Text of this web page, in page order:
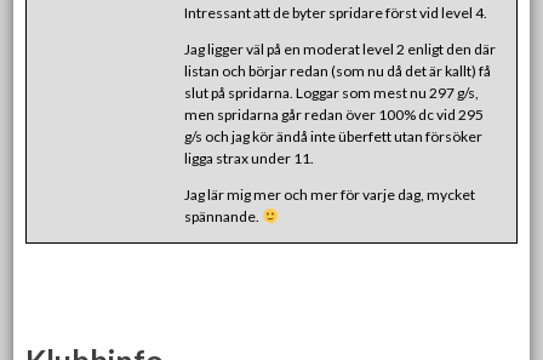
Intressant att de byter spridare först vid level 4.
Jag ligger väl på en moderat level 2 enligt den där
listan och börjar redan (som nu då det är kallt) få
slut på spridarna. Loggar som mest nu 297 g/s,
men spridarna går redan över 100% dc vid 295
g/s och jag kör ändå inte überfett utan försöker
ligga strax under 11.
Jag lär mig mer och mer för varje dag, mycket
spännande.